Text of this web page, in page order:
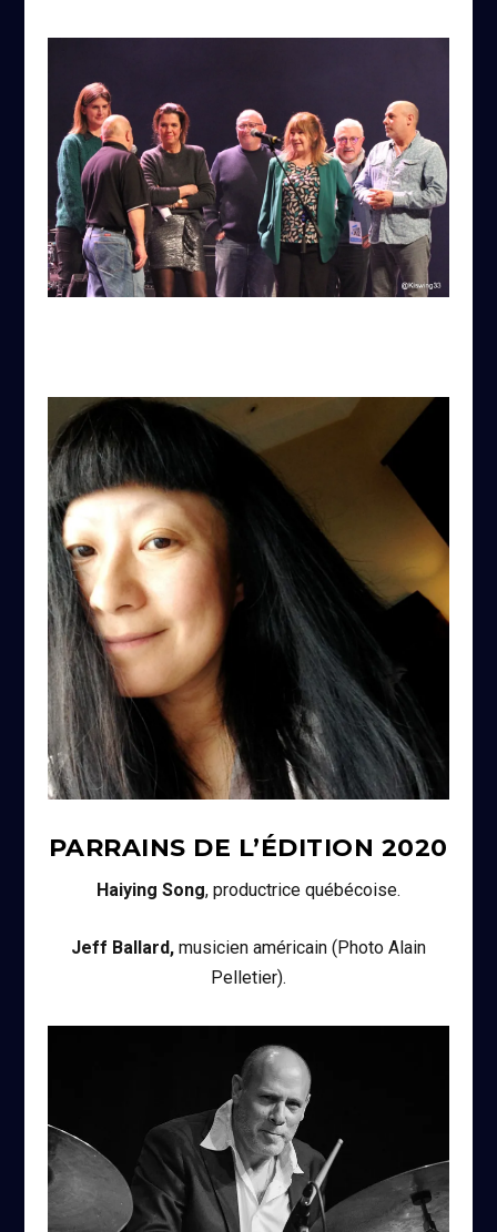
PARRAINS DE L’ÉDITION 2020
Haiying Song, productrice québécoise.
Jeff Ballard,musicien américain (Photo Alain
Pelletier).